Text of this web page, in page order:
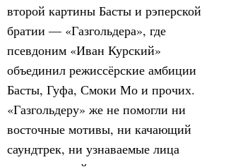
второй картины Басты и рэперской
братии — «Газгольдера», где
псевдоним «Иван Курский»
объединил режиссёрские амбиции
Басты, Гуфа, Смоки Мо и прочих.
«Газгольдеру» же не помогли ни
восточные мотивы, ни качающий
саундтрек, ни узнаваемые лица